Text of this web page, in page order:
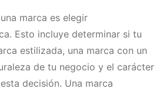
marca es elegir
Esto incluye determinar si tu
estilizada, una marca con un
de tu negocio y el carácter
decisión. Una marca